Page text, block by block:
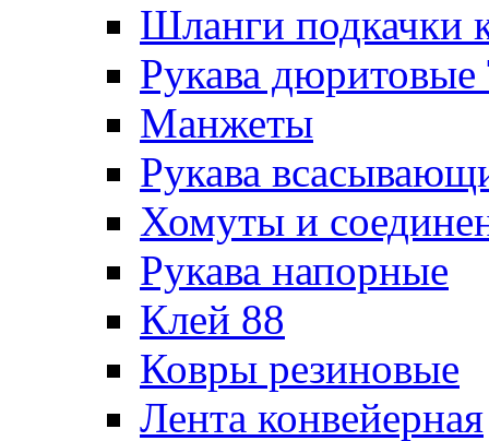
Шланги подкачки
Рукава
Манжеты
Рукава
Хомуты и
Рукава напорные
Клей 88
Ковры резиновые
Лента конвейерная